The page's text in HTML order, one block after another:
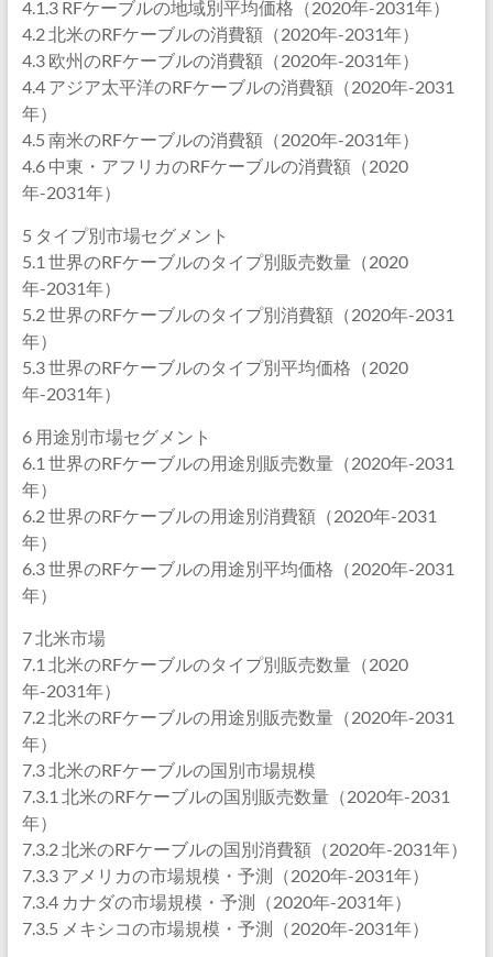
4.1.3 RFケーブルの地域別平均価格（2020年-2031年）
4.2 北米のRFケーブルの消費額（2020年-2031年）
4.3 欧州のRFケーブルの消費額（2020年-2031年）
4.4 アジア太平洋のRFケーブルの消費額（2020年-2031
年）
4.5 南米のRFケーブルの消費額（2020年-2031年）
4.6 中東・アフリカのRFケーブルの消費額（2020
年-2031年）
5 タイプ別市場セグメント
5.1 世界のRFケーブルのタイプ別販売数量（2020
年-2031年）
5.2 世界のRFケーブルのタイプ別消費額（2020年-2031
年）
5.3 世界のRFケーブルのタイプ別平均価格（2020
年-2031年）
6 用途別市場セグメント
6.1 世界のRFケーブルの用途別販売数量（2020年-2031
年）
6.2 世界のRFケーブルの用途別消費額（2020年-2031
年）
6.3 世界のRFケーブルの用途別平均価格（2020年-2031
年）
7 北米市場
7.1 北米のRFケーブルのタイプ別販売数量（2020
年-2031年）
7.2 北米のRFケーブルの用途別販売数量（2020年-2031
年）
7.3 北米のRFケーブルの国別市場規模
7.3.1 北米のRFケーブルの国別販売数量（2020年-2031
年）
7.3.2 北米のRFケーブルの国別消費額（2020年-2031年）
7.3.3 アメリカの市場規模・予測（2020年-2031年）
7.3.4 カナダの市場規模・予測（2020年-2031年）
7.3.5 メキシコの市場規模・予測（2020年-2031年）